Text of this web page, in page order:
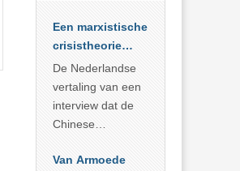
Een marxistische
crisistheorie
voor vandaag
De Nederlandse
vertaling van een
interview dat de
Chinese
Sociale
Van Armoede